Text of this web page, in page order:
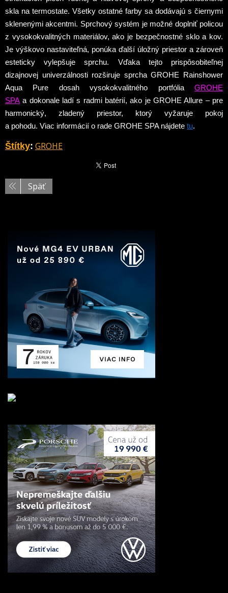
skla na termostate. Všetky ostatné farby sa dodávajú s čiernymi
sklenenými akcentmi. Sprchový systém je možné doplniť policou
z vysokokvalitných materiálov, ako je bezpečnostné sklo a kov.
Je výškovo nastaviteľná, ponúka ďalší úložný priestor a zároveň
esteticky vylepšuje sprchu. Vďaka tejto prispôsobiteľnej
dizajnovej univerzálnosti rozširuje sprcha GROHE Rainshower
Aqua Pure dosah vysokokvalitného portfólia GROHE
SPA a dokonale ladí s radmi batérií, ako je GROHE Allure – pre
harmonický, zladený priestor, ktorý vyžaruje pokoj
a pohodu. Viac informácií o rade GROHE SPA nájdete tu.
Štítky: GROHE
Späť